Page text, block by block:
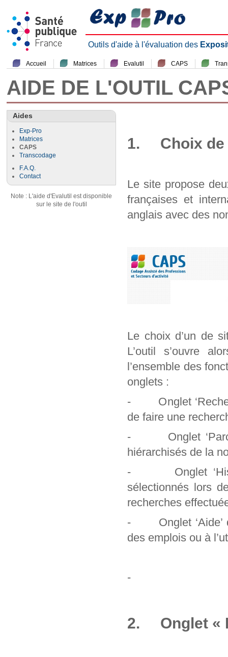
Outils d'aide à l'évaluation des
Accueil Matrices Evalutil CAPS
AIDE DE L'OUTIL
Aides
Exp-Pro
Matrices
CAPS
Transcodage
F.A.Q.
Contact
Note : L'aide d'Evalutil est disponible
sur le site de l'outil
1. Choix de
Le site propose
françaises et
anglais avec des
Le choix d’un de
L’outil s’ouvre
l’ensemble des
onglets :
- Onglet
de faire une
- Onglet
hiérarchisés de la
- Onglet
sélectionnés lors
recherches
- Onglet ‘Aide’
des emplois ou à
-
2. Onglet «